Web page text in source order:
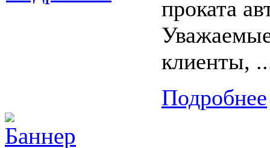
проката
клиенты,
Подробнее